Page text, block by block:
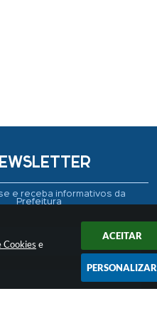
Cookies e
ACEITAR
PERSONALIZAR
e receba informativos da
Prefeitura